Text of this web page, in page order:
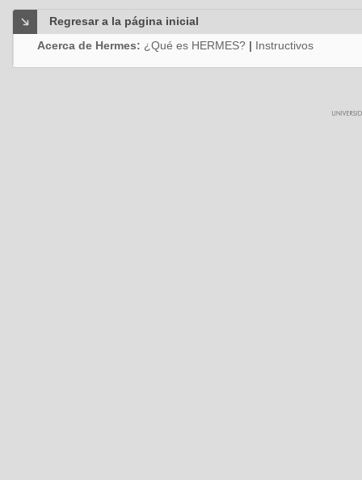
Regresar a la página inicial
Acerca de Hermes: ¿Qué es HERMES? | Instructivos